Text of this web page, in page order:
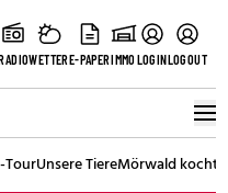
WETTERE-PAPERIMMOLOGINLOGOUT
TourUnsere TiereMörwald kocht